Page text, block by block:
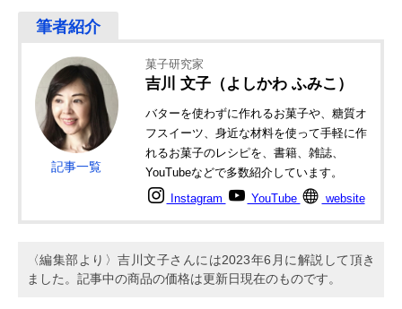
記事一覧
菓子研究家
吉川 文子（よしかわ ふみこ）
バターを使わずに作れるお菓子や、糖質オ
フスイーツ、身近な材料を使って手軽に作
れるお菓子のレシピを、書籍、雑誌、
YouTubeなどで多数紹介しています。
Instagram YouTube website
〈編集部より〉吉川文子さんには2023年6月に解説して頂き
ました。記事中の商品の価格は更新日現在のものです。